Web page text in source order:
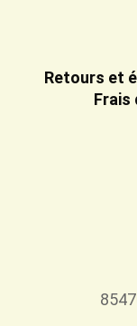
Retours et
Frais